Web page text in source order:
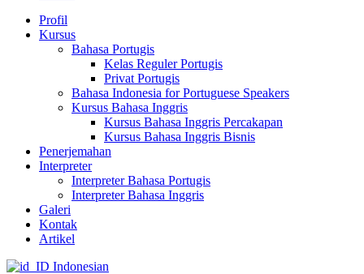
Profil
Kursus
Bahasa Portugis
Kelas Reguler Portugis
Privat Portugis
Bahasa Indonesia for Portuguese Speakers
Kursus Bahasa Inggris
Kursus Bahasa Inggris Percakapan
Kursus Bahasa Inggris Bisnis
Penerjemahan
Interpreter
Interpreter Bahasa Portugis
Interpreter Bahasa Inggris
Galeri
Kontak
Artikel
Indonesian